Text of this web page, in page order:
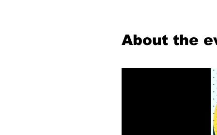
About the